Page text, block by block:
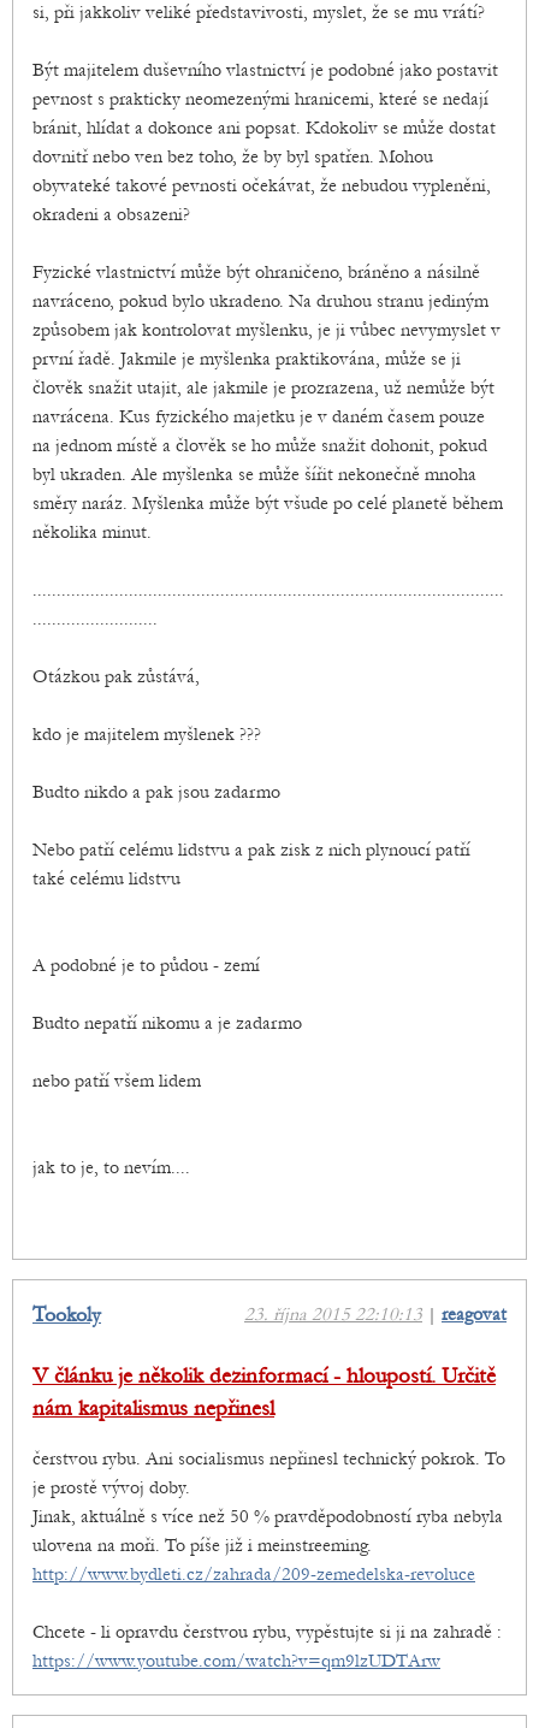
si, při jakkoliv veliké představivosti, myslet, že se mu vrátí?
Být majitelem duševního vlastnictví je podobné jako postavit
pevnost s prakticky neomezenými hranicemi, které se nedají
bránit, hlídat a dokonce ani popsat. Kdokoliv se může dostat
dovnitř nebo ven bez toho, že by byl spatřen. Mohou
obyvateké takové pevnosti očekávat, že nebudou vypleněni,
okradeni a obsazeni?
Fyzické vlastnictví může být ohraničeno, bráněno a násilně
navráceno, pokud bylo ukradeno. Na druhou stranu jediným
způsobem jak kontrolovat myšlenku, je ji vůbec nevymyslet v
první řadě. Jakmile je myšlenka praktikována, může se ji
člověk snažit utajit, ale jakmile je prozrazena, už nemůže být
navrácena. Kus fyzického majetku je v daném časem pouze
na jednom místě a člověk se ho může snažit dohonit, pokud
byl ukraden. Ale myšlenka se může šířit nekonečně mnoha
směry naráz. Myšlenka může být všude po celé planetě během
několika minut.
..................................................................................................
..........................
Otázkou pak zůstává,
kdo je majitelem myšlenek ???
Budto nikdo a pak jsou zadarmo
Nebo patří celému lidstvu a pak zisk z nich plynoucí patří
také celému lidstvu
A podobné je to půdou - zemí
Budto nepatří nikomu a je zadarmo
nebo patří všem lidem
jak to je, to nevím....
23. října 2015 22:10:13 | reagovat
Tookoly
V článku je několik dezinformací - hloupostí. Určitě
nám kapitalismus nepřinesl
čerstvou rybu. Ani socialismus nepřinesl technický pokrok. To
je prostě vývoj doby.
Jinak, aktuálně s více než 50 % pravděpodobností ryba nebyla
ulovena na moři. To píše již i meinstreeming.
http://www.bydleti.cz/zahrada/209-zemedelska-revoluce
Chcete - li opravdu čerstvou rybu, vypěstujte si ji na zahradě :
https://www.youtube.com/watch?v=qm9lzUDTArw